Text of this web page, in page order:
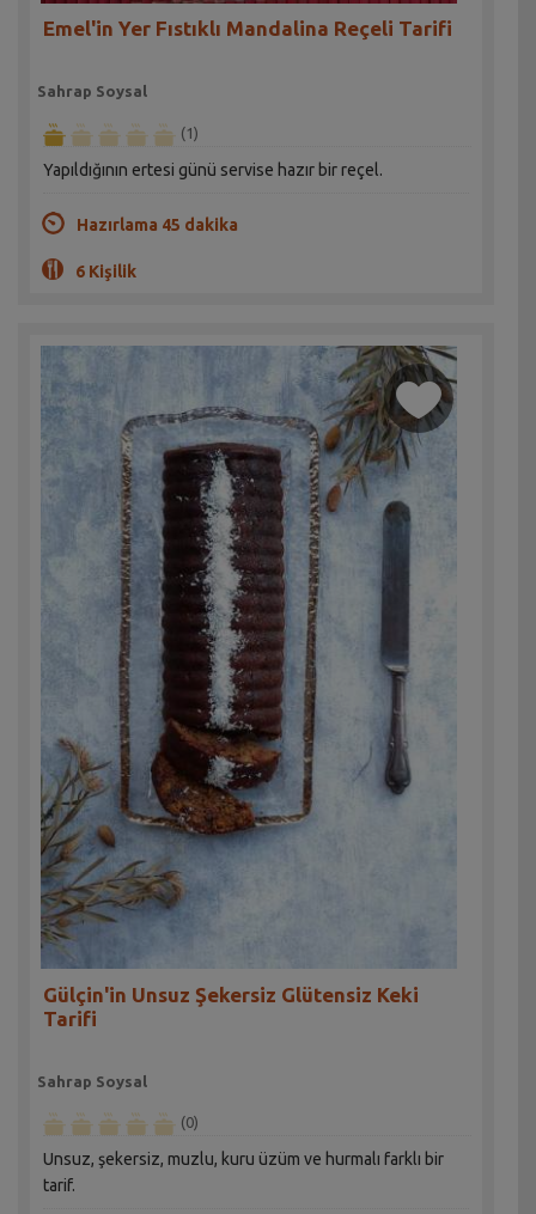
Emel'in Yer Fıstıklı Mandalina Reçeli Tarifi
Sahrap Soysal
(1)
Yapıldığının ertesi günü servise hazır bir reçel.
Hazırlama 45 dakika
6 Kişilik
Gülçin'in Unsuz Şekersiz Glütensiz Keki
Tarifi
Sahrap Soysal
(0)
Unsuz, şekersiz, muzlu, kuru üzüm ve hurmalı farklı bir
tarif.